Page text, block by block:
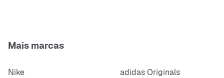
Mais marcas
Nike
adidas Originals